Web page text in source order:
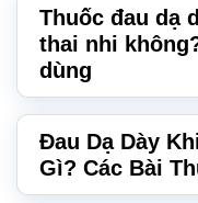
Thuốc đau dạ
thai nhi
dùng
Đau Dạ Dày
Gì? Các Bài